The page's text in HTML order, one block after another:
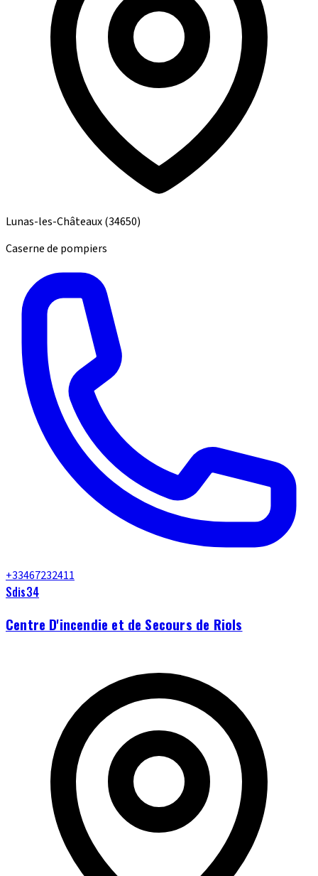
Lunas-les-Châteaux(34650)
Caserne de pompiers
+33467232411
Sdis34
Centre D'incendie et de Secours de Riols